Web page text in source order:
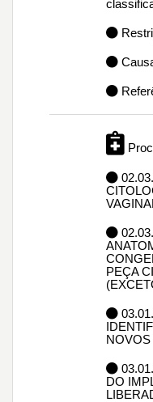
PEÇA
DO